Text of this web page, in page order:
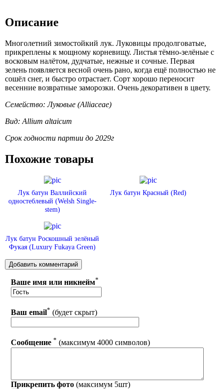
Описание
Многолетний зимостойкий лук. Луковицы продолговатые,
прикреплены к мощному корневищу. Листья тёмно-зелёные с
восковым налётом, дудчатые, нежные и сочные. Первая
зелень появляется весной очень рано, когда ещё полностью не
сошёл снег, и быстро отрастает. Сорт хорошо переносит
весенние возвратные заморозки. Очень декоративен в цвету.
Семейство: Луковые (Alliaceae)
Вид: Allium altaicum
Срок годности партии до 2029г
Похожие товары
Лук батун Валлийский
одностеблевый (Welsh Single-
stem)
Лук батун Красный (Red)
Лук батун Роскошный зелёный
Фукая (Luxury Fukaya Green)
Ваше имя или никнейм*
Ваш email* (будет скрыт)
Сообщение * (максимум 4000 символов)
Прикрепить фото (максимум 5шт)